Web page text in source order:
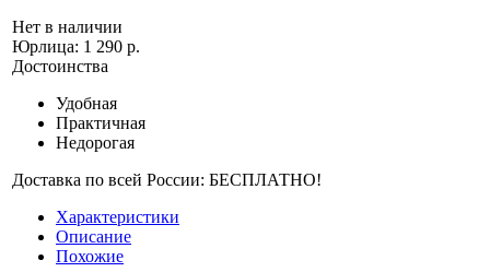
Нет в наличии
Юрлица: 1 290 р.
Достоинства
Удобная
Практичная
Недорогая
Доставка по всей России: БЕСПЛАТНО!
Характеристики
Описание
Похожие